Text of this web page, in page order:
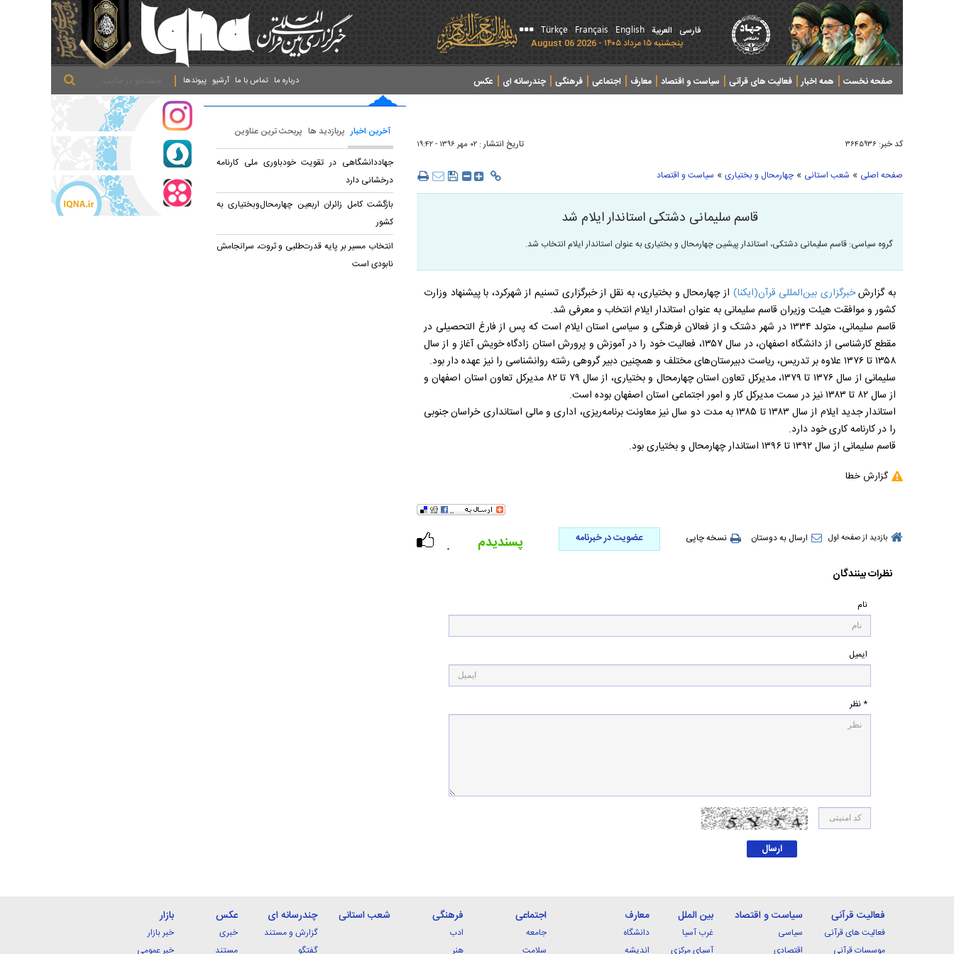
فارسی العربیة English
Français
Türkçe
پنجشنبه ۱۵ مرداد ۱۴۰۵ - 2026 August 06
صفحه نخست همه اخبار فعالیت های قرآنی سیاست و اقتصاد معارف اجتماعی فرهنگی چندرسانه ای عکس پیوندها آرشیو تماس با ما درباره ما
کد خبر: ۳۶۴۵۹۳۶ تاریخ انتشار : ۰۲ مهر ۱۳۹۶ - ۱۹:۴۲
صفحه اصلی » شعب استانی » چهارمحال و بختیاری » سیاست و اقتصاد
قاسم سلیمانی دشتکی استاندار ایلام شد
گروه سیاسی: قاسم سلیمانی دشتکی، استاندار پیشین چهارمحال و بختیاری به عنوان استاندار ایلام انتخاب شد.
به گزارشخبرگزاری بین‌المللی قرآن(ایکنا) از چهارمحال و بختیاری، به نقل از خبرگزاری تسنیم از شهرکرد، با پیشنهاد وزارت
کشور و موافقت هیئت وزیران قاسم سلیمانی به عنوان استاندار ایلام انتخاب و معرفی شد.
قاسم سلیمانی، متولد ۱۳۳۴ در شهر دشتک و از فعالان فرهنگی و سیاسی استان ایلام است که پس از فارغ التحصیلی در
مقطع کارشناسی از دانشگاه اصفهان، در سال ۱۳۵۷، فعالیت خود را در آموزش و پرورش استان زادگاه خویش آغاز و از سال
۱۳۵۸ تا ۱۳۷۶ علاوه بر تدریس، ریاست دبیرستان‌های مختلف و همچنین دبیر گروهی رشته روانشناسی را نیز عهده دار بود.
سلیمانی از سال ۱۳۷۶ تا ۱۳۷۹، مدیرکل تعاون استان چهارمحال و بختیاری، از سال ۷۹ تا ۸۲ مدیرکل تعاون استان اصفهان و
از سال ۸۲ تا ۱۳۸۳ نیز در سمت مدیرکل کار و امور اجتماعی استان اصفهان بوده است.
استاندار جدید ایلام از سال ۱۳۸۳ تا ۱۳۸۵ به مدت دو سال نیز معاونت برنامه‌ریزی، اداری و مالی استانداری خراسان جنوبی
را در کارنامه کاری خود دارد.
قاسم سلیمانی از سال ۱۳۹۲ تا ۱۳۹۶ استاندار چهارمحال و بختیاری بود.
گزارش خطا
بازدید از صفحه اول ارسال به دوستان نسخه چاپی عضویت در خبرنامه
۰ پسندیدم
نظرات بینندگان
نام
ایمیل
* نظر
آخرین اخبار پربازدید ها پربحث ترین عناوین
جهاددانشگاهی در تقویت خودباوری ملی کارنامه
درخشانی دارد
بازگشت کامل زائران اربعین چهارمحال‌وبختیاری به
کشور
انتخاب مسیر بر پایه قدرت‌طلبی و ثروت، سرانجامش
نابودی است
فعالیت قرآنی
فعالیت های قرآنی
موسسات قرآنی
سیاست و اقتصاد
سیاسی
اقتصادی
بین الملل
غرب آسیا
آسیای مرکزی
معارف
دانشگاه
اندیشه
اجتماعی
جامعه
سلامت
فرهنگی
ادب
هنر
شعب استانی چندرسانه ای
گزارش و مستند
گفتگو
عکس
خبری
مستند
بازار
خبر بازار
خبر عمومی